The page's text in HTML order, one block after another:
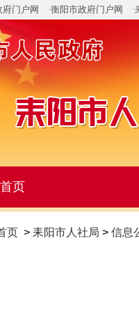
府门户网 ·衡阳市政府门户网 ·
页
页 > 耒阳市人社局 > 信息